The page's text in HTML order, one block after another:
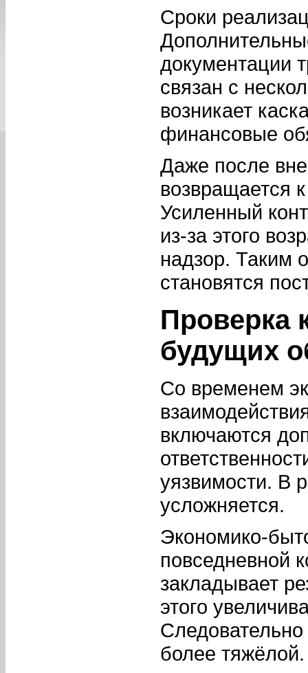
Сроки
документации
связан с
возникает
финансовые
Даже после
возвращается
Усиленный
из-за этого
надзор. Таким
становятся
Проверка
будущих
Со временем
включаются
уязвимости. В
усложняется.
Экономико-
повседневной
закладывает
этого
более тяжёлой.